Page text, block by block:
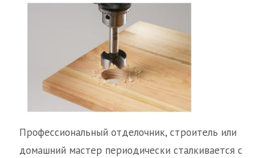
Профессиональный отделочник, строитель или
домашний мастер периодически сталкивается с